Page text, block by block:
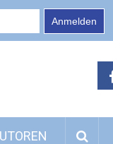
Anmelden